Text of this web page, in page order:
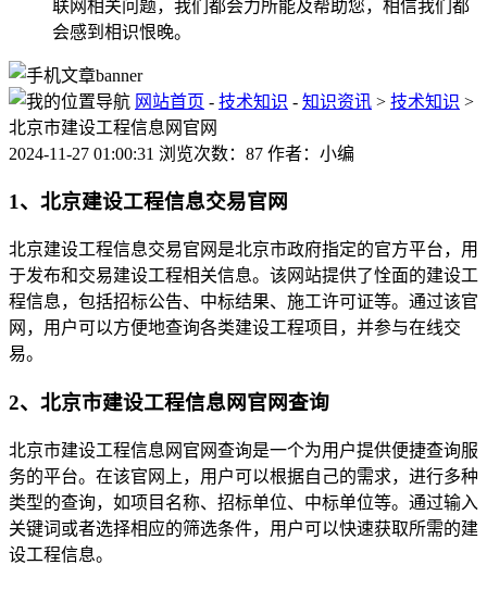
联网相关问题，我们都会力所能及帮助您，相信我们都
会感到相识恨晚。
网站首页 - 技术知识 - 知识资讯 > 技术知识 >
北京市建设工程信息网官网
2024-11-27 01:00:31 浏览次数：87 作者：小编
1、北京建设工程信息交易官网
北京建设工程信息交易官网是北京市政府指定的官方平台，用
于发布和交易建设工程相关信息。该网站提供了恮面的建设工
程信息，包括招标公告、中标结果、施工许可证等。通过该官
网，用户可以方便地查询各类建设工程项目，并参与在线交
易。
2、北京市建设工程信息网官网查询
北京市建设工程信息网官网查询是一个为用户提供便捷查询服
务的平台。在该官网上，用户可以根据自己的需求，进行多种
类型的查询，如项目名称、招标单位、中标单位等。通过输入
关键词或者选择相应的筛选条件，用户可以快速获取所需的建
设工程信息。